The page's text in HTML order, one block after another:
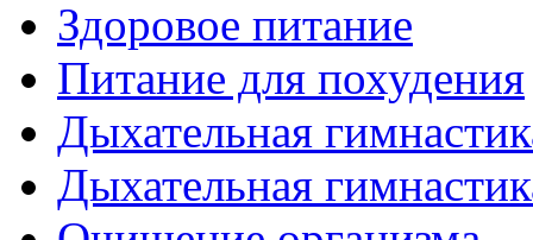
Здоровое питание
Питание для похудения
Дыхательная
Дыхательная